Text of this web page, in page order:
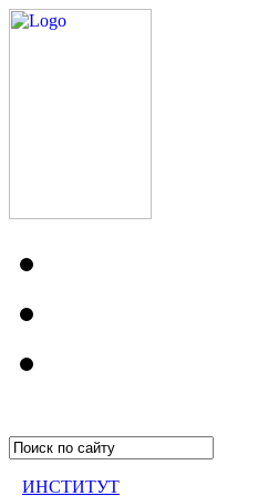
ИНСТИТУТ